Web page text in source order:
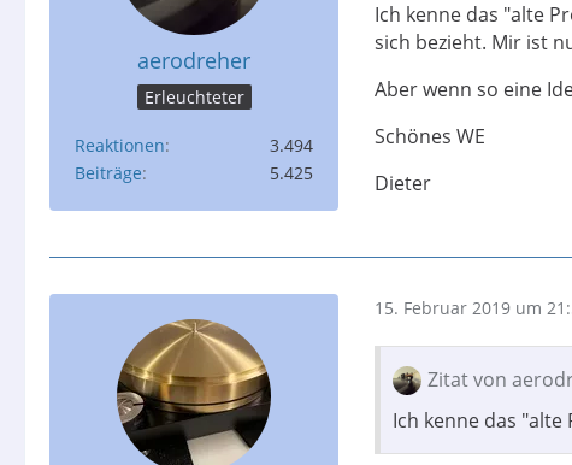
aerodreher
Erleuchteter
Reaktionen
3.494
Beiträge
5.425
Ich kenne das "alte
sich bezieht. Mir ist
Aber wenn so eine
Schönes WE
Dieter
15. Februar 2019 um
Zitat von
Ich kenne das